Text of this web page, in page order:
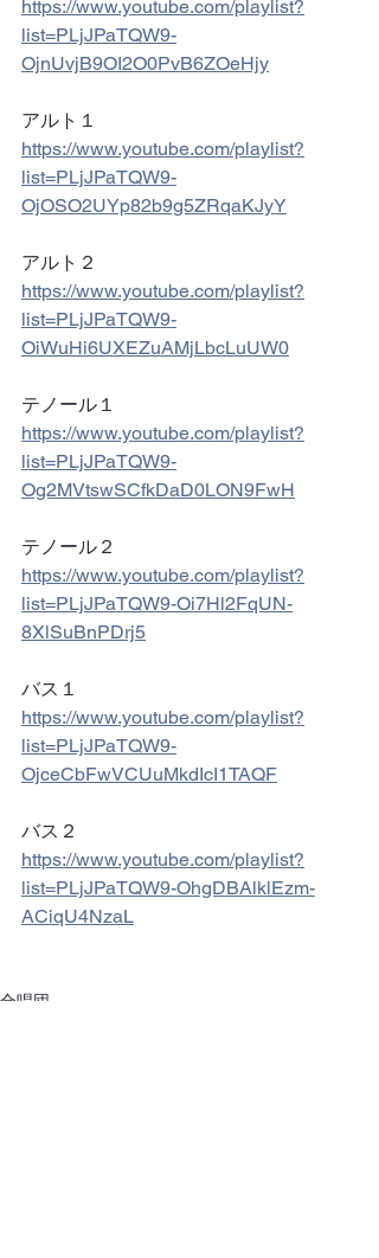
https://www.youtube.com/playlist?
list=PLjJPaTQW9-
OjnUvjB9OI2O0PvB6ZOeHjy
アルト１
https://www.youtube.com/playlist?
list=PLjJPaTQW9-
OjOSO2UYp82b9g5ZRqaKJyY
アルト２
https://www.youtube.com/playlist?
list=PLjJPaTQW9-
OiWuHi6UXEZuAMjLbcLuUW0
テノール１
https://www.youtube.com/playlist?
list=PLjJPaTQW9-
Og2MVtswSCfkDaD0LON9FwH
テノール２
https://www.youtube.com/playlist?
list=PLjJPaTQW9-Oi7Hl2FqUN-
8XlSuBnPDrj5
バス１
https://www.youtube.com/playlist?
list=PLjJPaTQW9-
OjceCbFwVCUuMkdIcI1TAQF
バス２
https://www.youtube.com/playlist?
list=PLjJPaTQW9-OhgDBAlklEzm-
ACiqU4NzaL
合唱団